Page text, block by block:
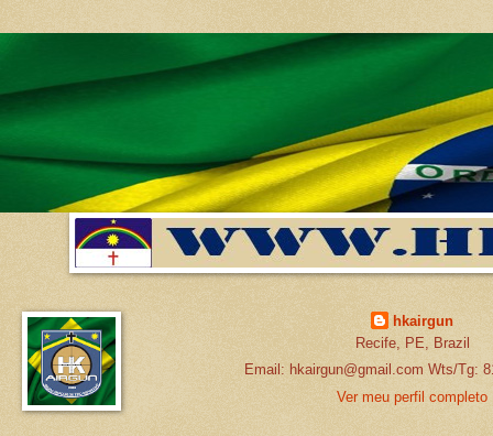
hkairgun
Recife, PE, Brazil
Email: hkairgun@gmail.com Wts/Tg:
Ver meu perfil completo